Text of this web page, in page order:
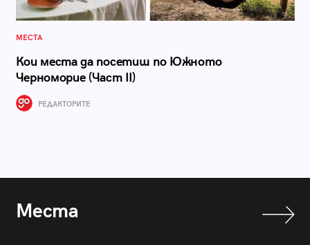
МЕСТА
Кои места да посетиш по Южното
Черноморие (Част II)
РЕДАКТОРИТЕ
Места